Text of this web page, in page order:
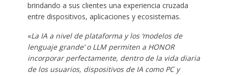
brindando a sus clientes una experiencia cruzada
entre dispositivos, aplicaciones y ecosistemas.
«La IA a nivel de plataforma y los ‘modelos de
lenguaje grande’ o LLM permiten a HONOR
incorporar perfectamente, dentro de la vida diaria
de los usuarios, dispositivos de IA como PC y